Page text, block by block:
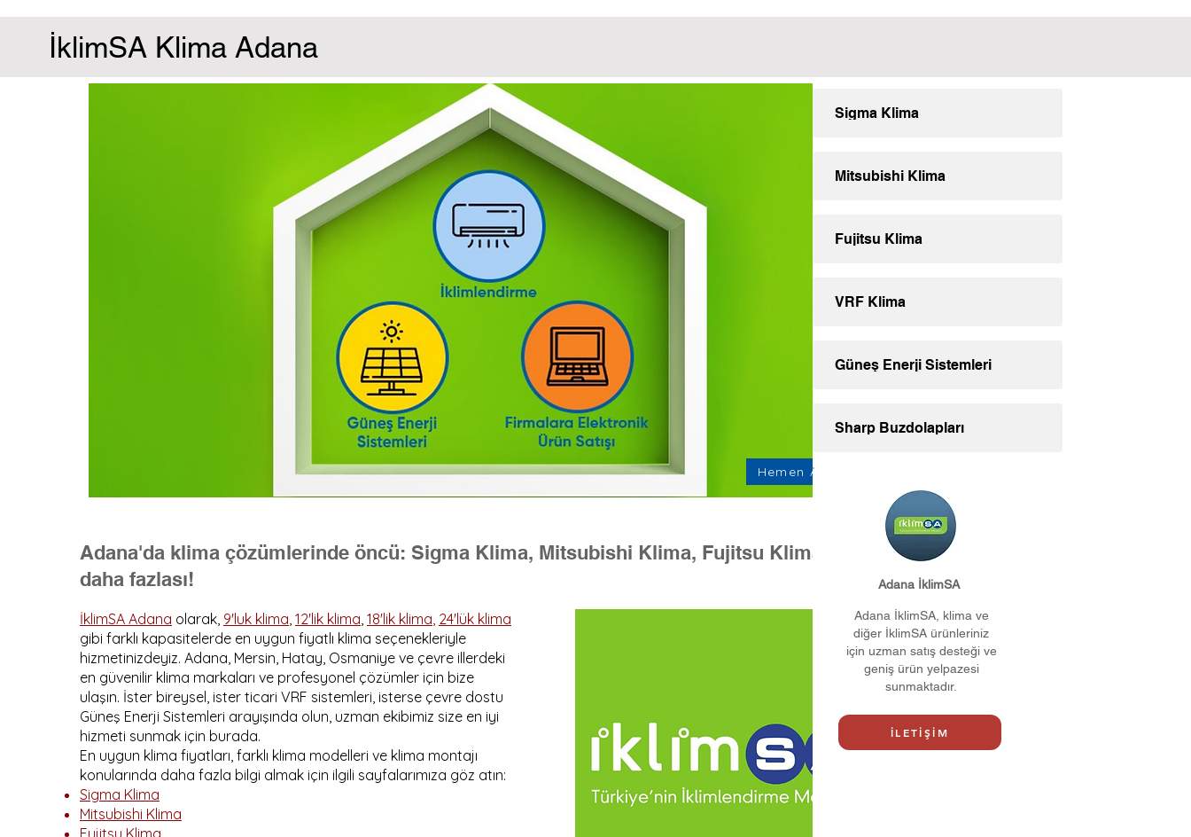
Hemen Ara
Adana'da klima çözümlerinde öncü: Sigma Klima, Mitsubishi Klima, Fujitsu Klima ve
daha fazlası!
İklimSA Adana olarak, 9'luk klima, 12'lik klima, 18'lik klima, 24'lük klima
gibi farklı kapasitelerde en uygun fiyatlı klima seçenekleriyle
hizmetinizdeyiz. Adana, Mersin, Hatay, Osmaniye ve çevre illerdeki
en güvenilir klima markaları ve profesyonel çözümler için bize
ulaşın. İster bireysel, ister ticari VRF sistemleri, isterse çevre dostu
Güneş Enerji Sistemleri arayışında olun, uzman ekibimiz size en iyi
hizmeti sunmak için burada.
En uygun klima fiyatları, farklı klima modelleri ve klima montajı
konularında daha fazla bilgi almak için ilgili sayfalarımıza göz atın:
Sigma Klima
Mitsubishi Klima
Fujitsu Klima
Sigma Klima
Mitsubishi Klima
Fujitsu Klima
VRF Klima
Güneş Enerji Sistemleri
Sharp Buzdolapları
Adana İklimSA
Adana İklimSA, klima ve
diğer İklimSA ürünleriniz
için uzman satış desteği ve
geniş ürün yelpazesi
sunmaktadır.
İLETİŞİM
İklimSA Klima Adana